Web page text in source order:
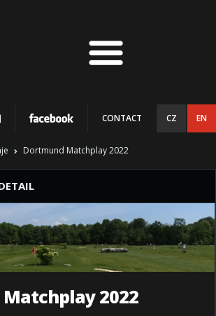
CONTACT CZ EN
Dortmund Matchplay 2022
2022